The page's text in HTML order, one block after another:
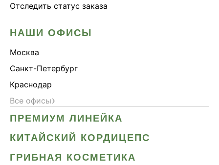
Отследить статус заказа
НАШИ ОФИСЫ
Москва
Санкт-Петербург
Краснодар
Все офисы›
ПРЕМИУМ ЛИНЕЙКА
КИТАЙСКИЙ КОРДИЦЕПС
ГРИБНАЯ КОСМЕТИКА